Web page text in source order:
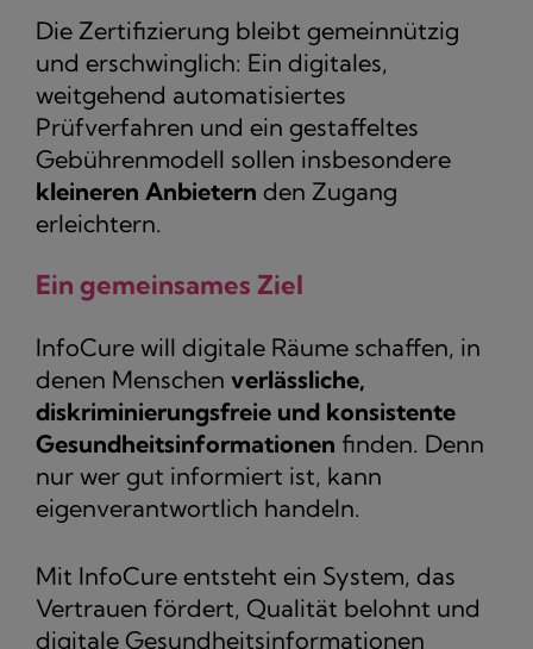
Die Zertifizierung bleibt gemeinnützig
und erschwinglich: Ein digitales,
weitgehend automatisiertes
Prüfverfahren und ein gestaffeltes
Gebührenmodell sollen insbesondere
kleineren Anbietern den Zugang
erleichtern.
Ein gemeinsames Ziel
InfoCure will digitale Räume schaffen, in
denen Menschen verlässliche,
diskriminierungsfreie und konsistente
Gesundheitsinformationen finden. Denn
nur wer gut informiert ist, kann
eigenverantwortlich handeln.
Mit InfoCure entsteht ein System, das
Vertrauen fördert, Qualität belohnt und
digitale Gesundheitsinformationen